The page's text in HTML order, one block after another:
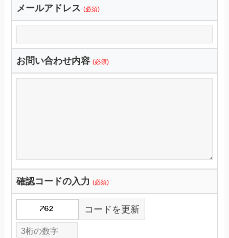
メールアドレス (必須)
お問い合わせ内容 (必須)
確認コードの入力(必須)
コードを更新